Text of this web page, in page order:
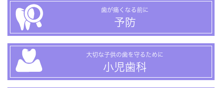
歯が痛くなる前に
予防
大切な子供の歯を守るために
小児歯科